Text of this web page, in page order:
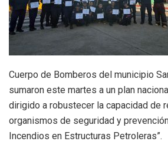
Cuerpo de Bomberos del municipio
sumaron este martes a un plan
dirigido a robustecer la capacidad de
organismos de seguridad y
Incendios en Estructuras Petroleras”.